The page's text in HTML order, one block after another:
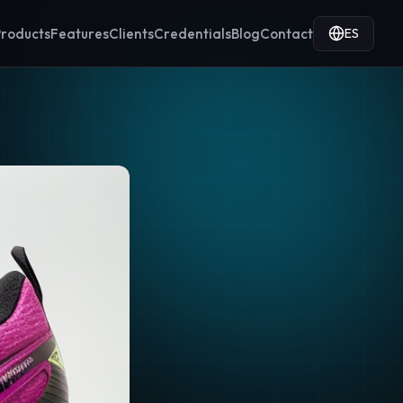
FeaturesClientsCredentialsBlogContact ES